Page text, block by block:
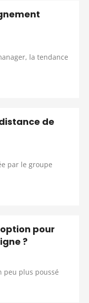
la tendance
de
par le groupe
pour
?
peu plus poussé